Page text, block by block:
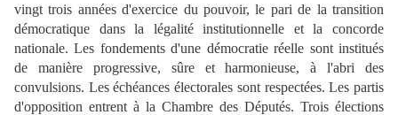
vingt trois années d'exercice du pouvoir, le pari de la transition
démocratique dans la légalité institutionnelle et la concorde
nationale. Les fondements d'une démocratie réelle sont institués
de manière progressive, sûre et harmonieuse, à l'abri des
convulsions. Les échéances électorales sont respectées. Les partis
d'opposition entrent à la Chambre des Députés. Trois élections